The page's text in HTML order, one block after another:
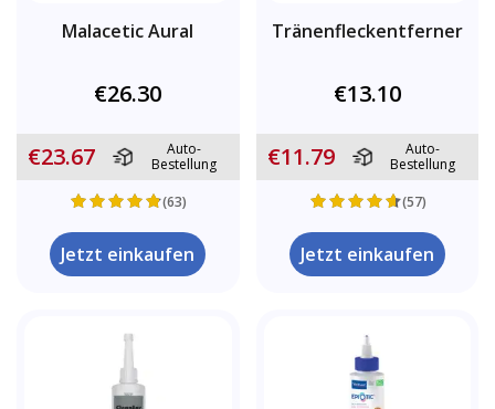
Malacetic Aural
€26.30
€23.67
Auto-
Bestellung
(63)
Jetzt einkaufen
Tränenfleckentferner
€13.10
€11.79
Auto-
Bestellung
(57)
Jetzt einkaufen